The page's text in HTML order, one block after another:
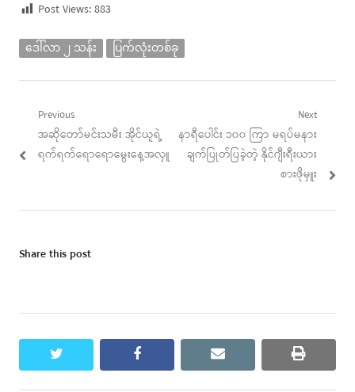
Post Views:883
ဒေါ်လာ ၂ သန်း ပြက်လုံးတစ်ခု
Post
navigation
Previous
Previous
post:
အဆိုတော်မင်းသမီး အိုင်ယူရဲ့
ရက်ရက်ရောရောမွေးနေ့အလှူ
Next
Next
post:
နာရီပေါင်း ၁၀၀ ကြာ မရပ်မနား
ချက်ပြုတ်ပြခဲ့တဲ့ နိုင်ဂျီးရီးယား
စားဖိုမှူး
Share this post
twitter facebook email print